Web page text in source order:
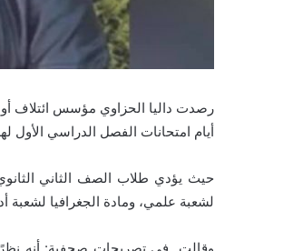
رصدت داليا الحزاوي مؤسس ائتلاف
أيام امتحانات الفصل الدراسي الأول
لشعبة علمي، ومادة الجغرافيا لشعبة